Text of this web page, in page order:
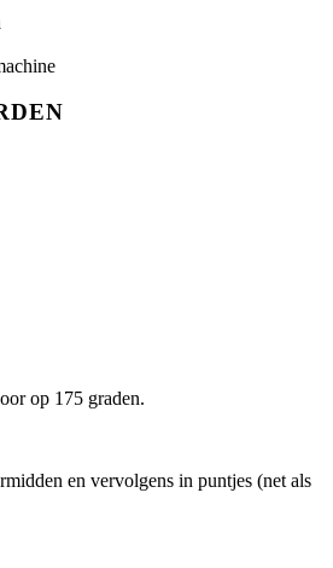
op 175 graden.
en vervolgens in puntjes (net als